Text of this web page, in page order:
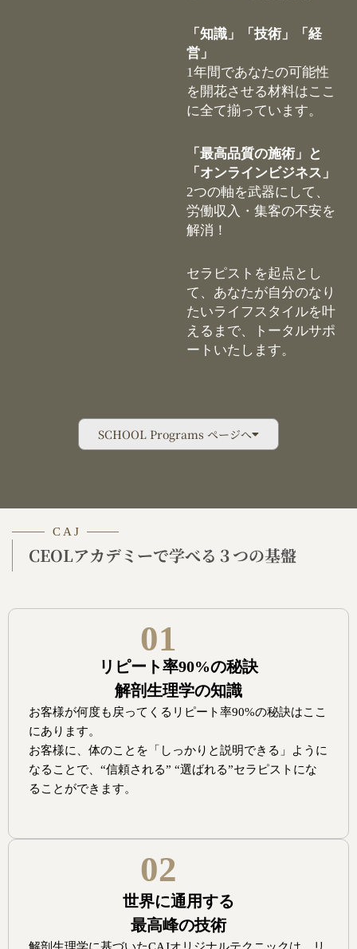
「知識」「技術」「経
営」
1年間であなたの可能性
を開花させる材料はここ
に全て揃っています。
「最高品質の施術」と
「オンラインビジネス」
2つの軸を武器にして、
労働収入・集客の不安を
解消！
セラピストを起点とし
て、あなたが自分のなり
たいライフスタイルを叶
えるまで、トータルサポ
ートいたします。
SCHOOL Programs ページへ
C A J
CEOLアカデミーで学べる３つの基盤
01
リピート率90%の秘訣
解剖生理学の知識
お客様が何度も戻ってくるリピート率90%の秘訣はここ
にあります。
お客様に、体のことを「しっかりと説明できる」ように
なることで、“信頼される” “選ばれる”セラピストにな
ることができます。
02
世界に通用する
最高峰の技術